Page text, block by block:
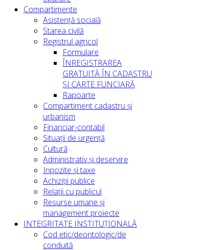
Compartimente
Asistență socială
Starea civilă
Registrul agricol
Formulare
ÎNREGISTRAREA
GRATUITĂ ÎN CADASTRU
ȘI CARTE FUNCIARĂ
Rapoarte
Compartiment cadastru și
urbanism
Financiar-contabil
Situații de urgență
Cultură
Administrativ și deservire
Inpozite și taxe
Achiziții publice
Relații cu publicul
Resurse umane și
management proiecte
INTEGRITATE INSTITUȚIONALĂ
Cod etic/deontologic/de
conduită